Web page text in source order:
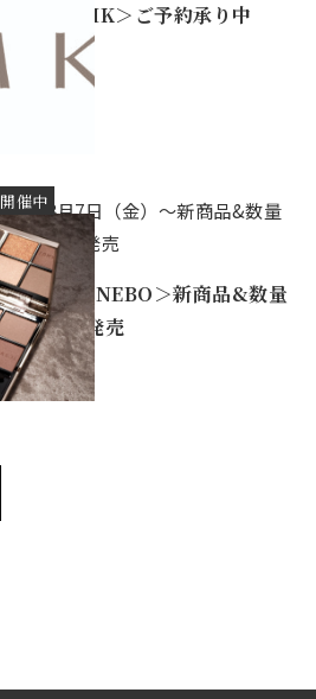
＜RMK＞ご予約承り中
開催中8月7日（金）～新商品&数量
限定発売
＜KANEBO＞新商品&数量
限定発売